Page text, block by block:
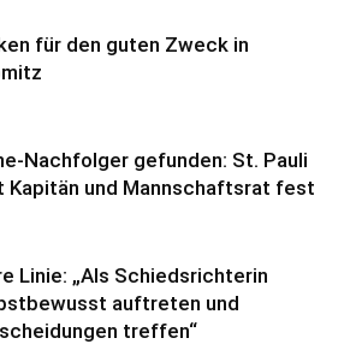
für den guten Zweck in
Nachfolger gefunden: St. Pauli
Kapitän und Mannschaftsrat fest
Linie: „Als Schiedsrichterin
auftreten und
treffen“